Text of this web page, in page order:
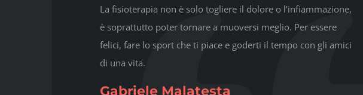
La fisioterapia non è solo togliere il dolore o l’infiammazione,
è soprattutto poter tornare a muoversi meglio. Per essere
felici, fare lo sport che ti piace e goderti il tempo con gli amici
di una vita.
Gabriele Malatesta